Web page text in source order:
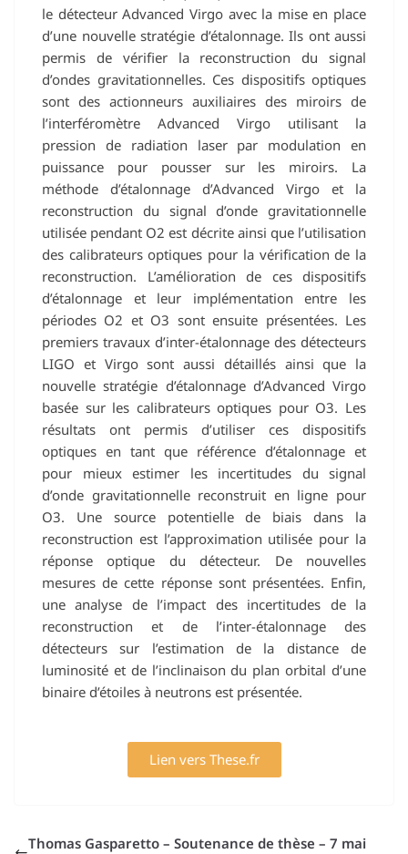
le détecteur Advanced Virgo avec la mise en place
d’une nouvelle stratégie d’étalonnage. Ils ont aussi
permis de vérifier la reconstruction du signal
d’ondes gravitationnelles. Ces dispositifs optiques
sont des actionneurs auxiliaires des miroirs de
l’interféromètre Advanced Virgo utilisant la
pression de radiation laser par modulation en
puissance pour pousser sur les miroirs. La
méthode d’étalonnage d’Advanced Virgo et la
reconstruction du signal d’onde gravitationnelle
utilisée pendant O2 est décrite ainsi que l’utilisation
des calibrateurs optiques pour la vérification de la
reconstruction. L’amélioration de ces dispositifs
d’étalonnage et leur implémentation entre les
périodes O2 et O3 sont ensuite présentées. Les
premiers travaux d’inter-étalonnage des détecteurs
LIGO et Virgo sont aussi détaillés ainsi que la
nouvelle stratégie d’étalonnage d’Advanced Virgo
basée sur les calibrateurs optiques pour O3. Les
résultats ont permis d’utiliser ces dispositifs
optiques en tant que référence d’étalonnage et
pour mieux estimer les incertitudes du signal
d’onde gravitationnelle reconstruit en ligne pour
O3. Une source potentielle de biais dans la
reconstruction est l’approximation utilisée pour la
réponse optique du détecteur. De nouvelles
mesures de cette réponse sont présentées. Enfin,
une analyse de l’impact des incertitudes de la
reconstruction et de l’inter-étalonnage des
détecteurs sur l’estimation de la distance de
luminosité et de l’inclinaison du plan orbital d’une
binaire d’étoiles à neutrons est présentée.
Lien vers These.fr
Thomas Gasparetto – Soutenance de thèse – 7 mai